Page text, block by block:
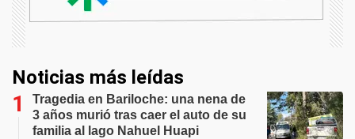
Noticias más leídas
Tragedia en Bariloche: una nena de
3 años murió tras caer el auto de su
familia al lago Nahuel Huapi